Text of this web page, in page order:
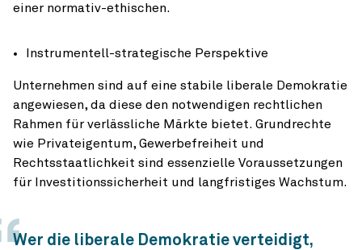
einer normativ-ethischen.
Instrumentell-strategische Perspektive
Unternehmen sind auf eine stabile liberale Demokratie
angewiesen, da diese den notwendigen rechtlichen
Rahmen für verlässliche Märkte bietet. Grundrechte
wie Privateigentum, Gewerbefreiheit und
Rechtsstaatlichkeit sind essenzielle Voraussetzungen
für Investitionssicherheit und langfristiges Wachstum.
Wer die liberale Demokratie verteidigt,